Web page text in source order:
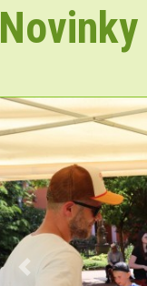
Novinky
Previous